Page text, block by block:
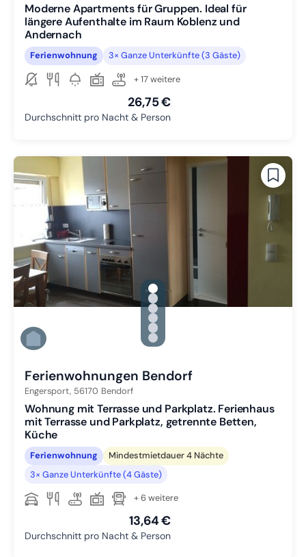
Moderne Apartments für Gruppen. Ideal für
längere Aufenthalte im Raum Koblenz und
Andernach
Ferienwohnung 3× Ganze Unterkünfte (3 Gäste)
+ 17 weitere
26,75 €
Durchschnitt pro Nacht & Person
gallery.slide_selector
Zu Slide 1 wechseln
Zu Slide 2 wechseln
Zu Slide 3 wechseln
Zu Slide 4 wechseln
Zu Slide 5 wechseln
Zu Slide 6 wechseln
Ferienwohnungen Bendorf
Engersport, 56170 Bendorf
Wohnung mit Terrasse und Parkplatz. Ferienhaus
mit Terrasse und Parkplatz, getrennte Betten,
Küche
Ferienwohnung
Mindestmietdauer 4 Nächte
3× Ganze Unterkünfte (4 Gäste)
+ 6 weitere
13,64 €
Durchschnitt pro Nacht & Person